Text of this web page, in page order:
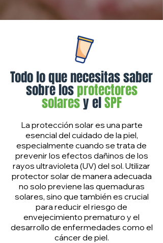
Todo lo que necesitas saber
sobre losprotectores
solaresy elSPF
La protección solar es una parte
esencial del cuidado de la piel,
especialmente cuando se trata de
prevenir los efectos dañinos de los
rayos ultravioleta (UV) del sol. Utilizar
protector solar de manera adecuada
no solo previene las quemaduras
solares, sino que también es crucial
para reducir el riesgo de
envejecimiento prematuro y el
desarrollo de enfermedades como el
cáncer de piel.